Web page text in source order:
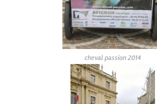
cheval passion 2014